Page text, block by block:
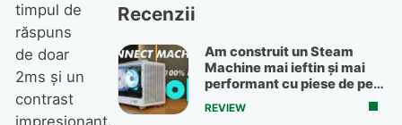
timpul de
răspuns
de doar
2ms și un
contrast
Recenzii
Am construit un Steam
Machine mai ieftin și mai
performant cu piese de pe
OLX
REVIEW